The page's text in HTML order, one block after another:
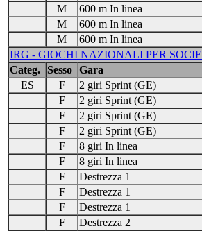
M
600 m In linea
M
600 m In linea
M
600 m In linea
IRG - GIOCHI NAZIONALI PER
Categ. Sesso Gara
ES
F 2 giri Sprint (GE)
F
2 giri Sprint (GE)
F
2 giri Sprint (GE)
F
2 giri Sprint (GE)
F
8 giri In linea
F
8 giri In linea
F
Destrezza 1
F
Destrezza 1
F
Destrezza 1
F
Destrezza 2